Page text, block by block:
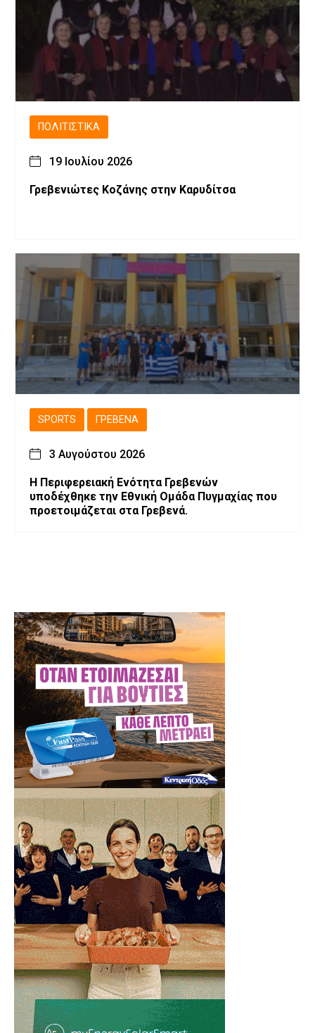
ΠΟΛΙΤΙΣΤΙΚΆ
19 Ιουλίου 2026
Γρεβενιώτες Κοζάνης στην Καρυδίτσα
SPORTS ΓΡΕΒΕΝΆ
3 Αυγούστου 2026
Η Περιφερειακή Ενότητα Γρεβενών
υποδέχθηκε την Εθνική Ομάδα Πυγμαχίας που
προετοιμάζεται στα Γρεβενά.